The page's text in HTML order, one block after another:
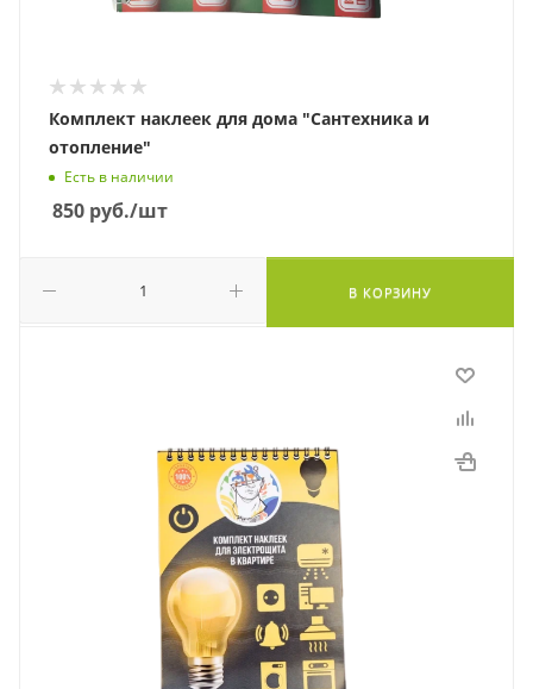
Комплект наклеек для дома "Сантехника и
отопление"
Есть в наличии
850 руб./шт
В КОРЗИНУ